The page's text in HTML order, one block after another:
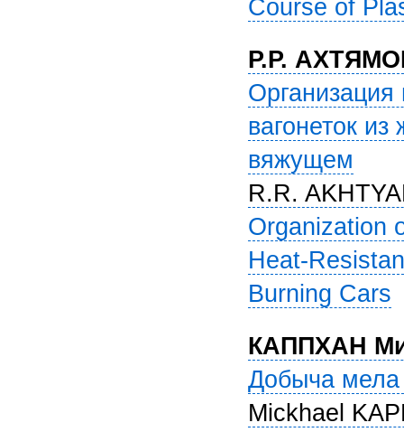
Course of
Р.Р.
Организация
вагонеток
вяжущем
R.R.
Organization
Heat-
Burning Cars
КАППХАН
Добыча мела
Mickhael